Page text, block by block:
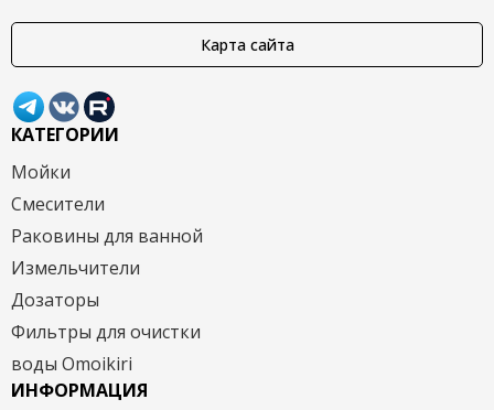
Карта сайта
КАТЕГОРИИ
Мойки
Смесители
Раковины для ванной
Измельчители
Дозаторы
Фильтры для очистки
воды Omoikiri
ИНФОРМАЦИЯ